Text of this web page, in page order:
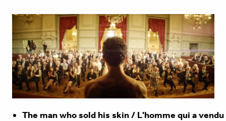
Τhe man who sold his skin / L'homme qui a vendu